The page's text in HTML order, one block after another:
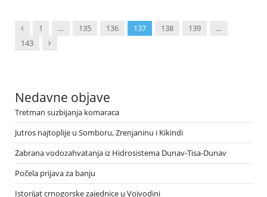
Previous
1 … 135 136 137 138 139
…
143
Next
Nedavne objave
Tretman suzbijanja komaraca
Jutros najtoplije u Somboru, Zrenjaninu i Kikindi
Zabrana vodozahvatanja iz Hidrosistema Dunav-Tisa-Dunav
Počela prijava za banju
Istorijat crnogorske zajednice u Vojvodini